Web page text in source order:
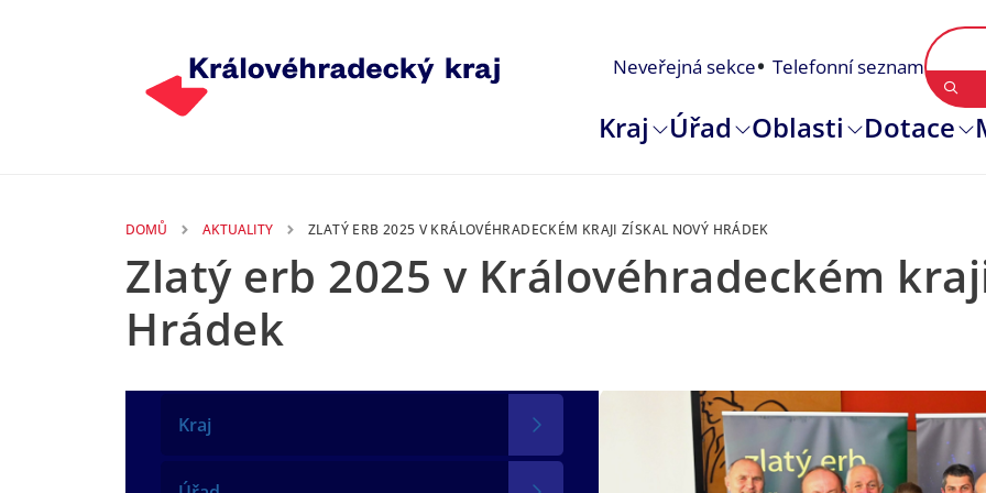
Neveřejná sekce Telefonní seznam
Kraj Úřad Oblasti Dotace
DOMŮ AKTUALITY ZLATÝ ERB 2025 V KRÁLOVÉHRADECKÉM KRAJI ZÍSKAL NOVÝ HRÁDEK
Zlatý erb 2025 v Královéhradeckém
Hrádek
Kraj